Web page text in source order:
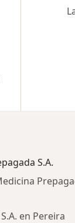
S.A.
en Pereira